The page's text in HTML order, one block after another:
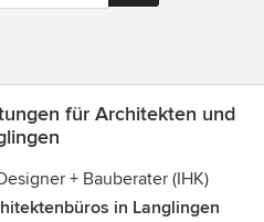
für Architekten und
+ Bauberater (IHK)
in Langlingen